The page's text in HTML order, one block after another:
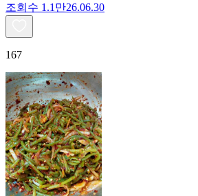
조회수 1.1만26.06.30
167